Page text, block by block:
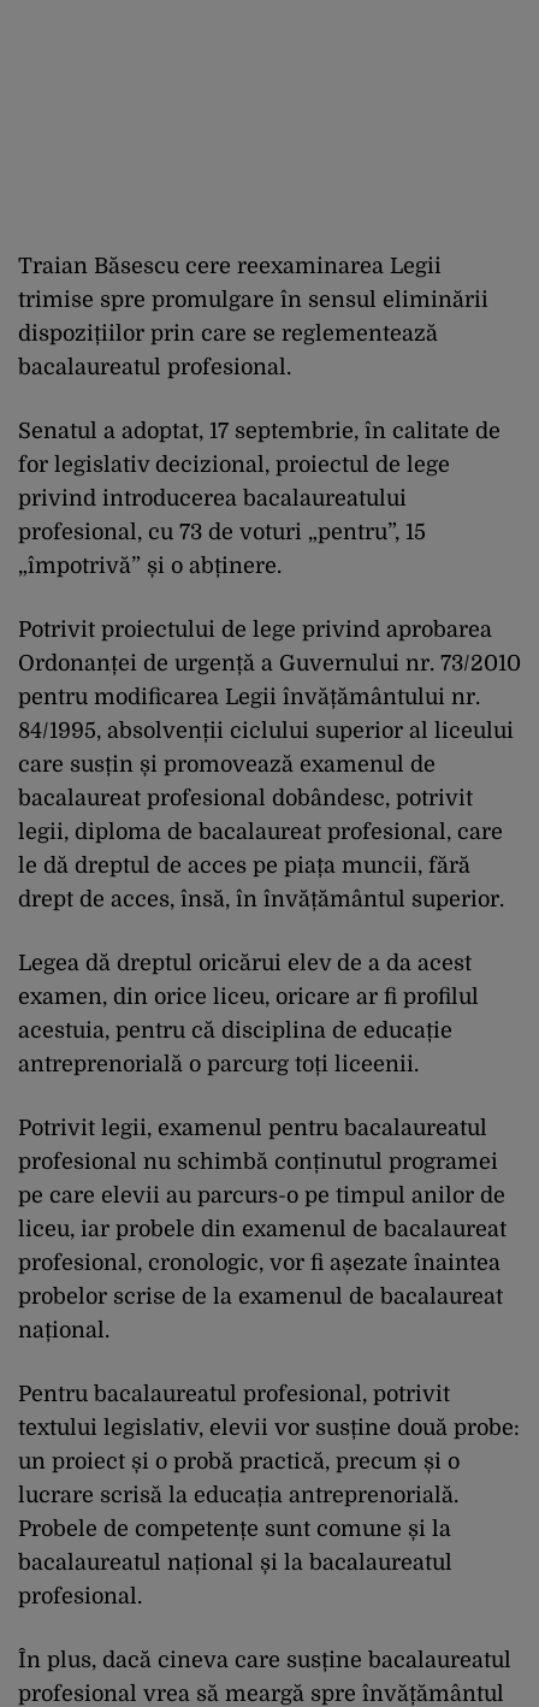
Traian Băsescu cere reexaminarea Legii
trimise spre promulgare în sensul eliminării
dispozițiilor prin care se reglementează
bacalaureatul profesional.
Senatul a adoptat, 17 septembrie, în calitate de
for legislativ decizional, proiectul de lege
privind introducerea bacalaureatului
profesional, cu 73 de voturi „pentru”, 15
„împotrivă” și o abținere.
Potrivit proiectului de lege privind aprobarea
Ordonanței de urgență a Guvernului nr. 73/2010
pentru modificarea Legii învățământului nr.
84/1995, absolvenții ciclului superior al liceului
care susțin și promovează examenul de
bacalaureat profesional dobândesc, potrivit
legii, diploma de bacalaureat profesional, care
le dă dreptul de acces pe piața muncii, fără
drept de acces, însă, în învățământul superior.
Legea dă dreptul oricărui elev de a da acest
examen, din orice liceu, oricare ar fi profilul
acestuia, pentru că disciplina de educație
antreprenorială o parcurg toți liceenii.
Potrivit legii, examenul pentru bacalaureatul
profesional nu schimbă conținutul programei
pe care elevii au parcurs-o pe timpul anilor de
liceu, iar probele din examenul de bacalaureat
profesional, cronologic, vor fi așezate înaintea
probelor scrise de la examenul de bacalaureat
național.
Pentru bacalaureatul profesional, potrivit
textului legislativ, elevii vor susține două probe:
un proiect și o probă practică, precum și o
lucrare scrisă la educația antreprenorială.
Probele de competențe sunt comune și la
bacalaureatul național și la bacalaureatul
profesional.
În plus, dacă cineva care susține bacalaureatul
profesional vrea să meargă spre învățământul